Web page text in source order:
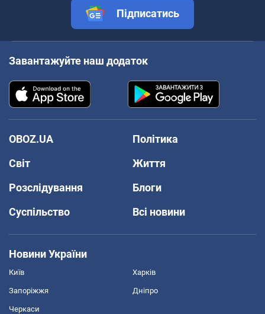
Підписатись
Завантажуйте наш додаток
OBOZ.UA
Політика
Світ
Життя
Розслідування
Блоги
Суспільство
Всі новини
Новини України
Київ Харків
Запоріжжя Дніпро
Черкаси